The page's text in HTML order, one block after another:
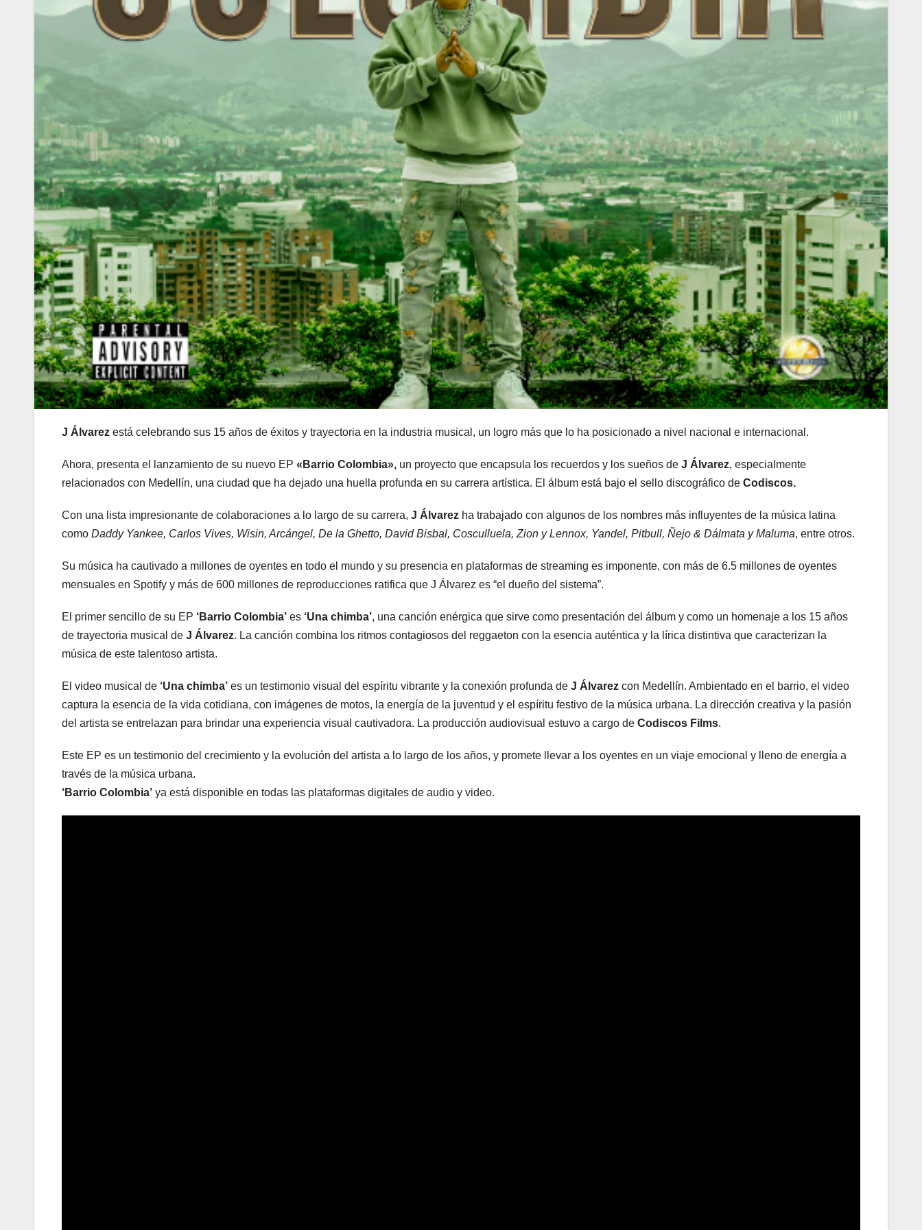
J Álvarez está celebrando sus 15 años de éxitos y trayectoria en la industria musical, un logro más que lo ha posicionado a nivel nacional e internacional.
Ahora, presenta el lanzamiento de su nuevo EP «Barrio Colombia», un proyecto que encapsula los recuerdos y los sueños de J Álvarez, especialmente
relacionados con Medellín, una ciudad que ha dejado una huella profunda en su carrera artística. El álbum está bajo el sello discográfico de Codiscos.
Con una lista impresionante de colaboraciones a lo largo de su carrera, J Álvarez ha trabajado con algunos de los nombres más influyentes de la música latina
como Daddy Yankee, Carlos Vives, Wisin, Arcángel, De la Ghetto, David Bisbal, Cosculluela, Zion y Lennox, Yandel, Pitbull, Ñejo & Dálmata y Maluma, entre otros.
Su música ha cautivado a millones de oyentes en todo el mundo y su presencia en plataformas de streaming es imponente, con más de 6.5 millones de oyentes
mensuales en Spotify y más de 600 millones de reproducciones ratifica que J Álvarez es “el dueño del sistema”.
El primer sencillo de su EP ‘Barrio Colombia’ es ‘Una chimba’, una canción enérgica que sirve como presentación del álbum y como un homenaje a los 15 años
de trayectoria musical de J Álvarez. La canción combina los ritmos contagiosos del reggaeton con la esencia auténtica y la lírica distintiva que caracterizan la
música de este talentoso artista.
El video musical de ‘Una chimba’ es un testimonio visual del espíritu vibrante y la conexión profunda de J Álvarez con Medellín. Ambientado en el barrio, el video
captura la esencia de la vida cotidiana, con imágenes de motos, la energía de la juventud y el espíritu festivo de la música urbana. La dirección creativa y la pasión
del artista se entrelazan para brindar una experiencia visual cautivadora. La producción audiovisual estuvo a cargo de Codiscos Films.
Este EP es un testimonio del crecimiento y la evolución del artista a lo largo de los años, y promete llevar a los oyentes en un viaje emocional y lleno de energía a
través de la música urbana.
‘Barrio Colombia’ ya está disponible en todas las plataformas digitales de audio y video.